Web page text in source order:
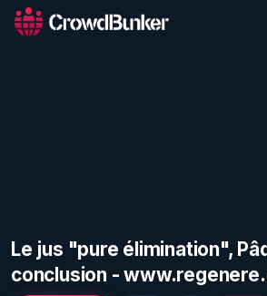
Le jus "pure élimination",
conclusion -